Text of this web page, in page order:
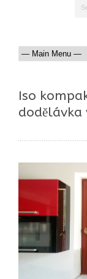
Iso
dodělávka